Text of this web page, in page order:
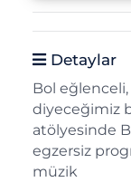
Detaylar
Bol
diyeceğimiz
atölyesinde
egzersiz
müzik